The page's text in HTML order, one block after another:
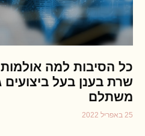
כל הסיבות למה אולמות
שרת בענן בעל ביצועים
משתלם
25 באפריל 2022